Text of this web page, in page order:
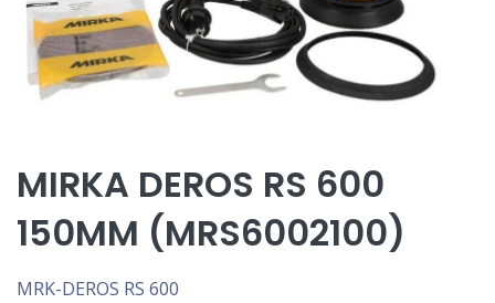
MIRKA DEROS RS 600
150MM (MRS6002100)
MRK-DEROS RS 600